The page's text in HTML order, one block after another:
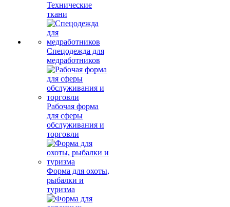
Технические
ткани
Спецодежда для
медработников
Рабочая форма
для сферы
обслуживания и
торговли
Форма для охоты,
рыбалки и
туризма